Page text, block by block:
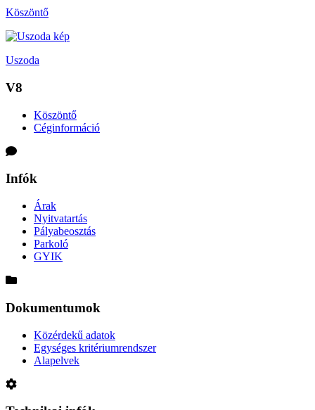
Köszöntő
Uszoda
V8
Köszöntő
Céginformáció
Infók
Árak
Nyitvatartás
Pályabeosztás
Parkoló
GYIK
Dokumentumok
Közérdekű adatok
Egységes kritériumrendszer
Alapelvek